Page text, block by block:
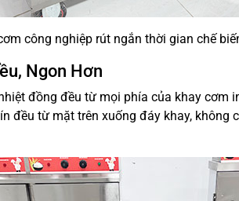
công nghiệp rút ngắn thời gian chế
Ngon Hơn
đồng đều từ mọi phía của khay cơm
đều từ mặt trên xuống đáy khay, không